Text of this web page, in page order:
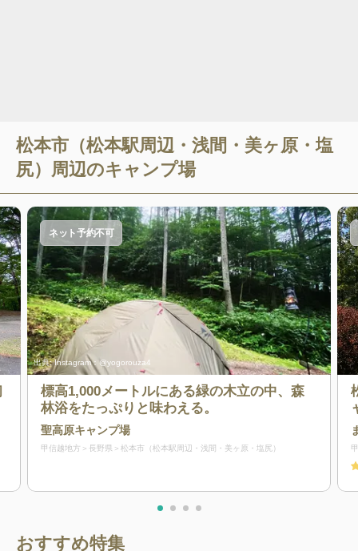
松本市（松本駅周辺・浅間・美ヶ原・塩
尻） 周辺のキャンプ場
出典:Instagram：@yogorouza4
ネット予約不可
標高1,000メートルにある緑の木立の中、森
林浴をたっぷりと味わえる。
聖高原キャンプ場
甲信越地方 長野県 松本市（松本駅周辺・浅間・美ヶ原・塩尻）
おすすめ特集